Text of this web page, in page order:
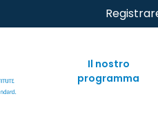
Il nostro
programma